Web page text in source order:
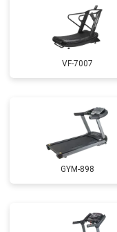
VF-7007
GYM-898